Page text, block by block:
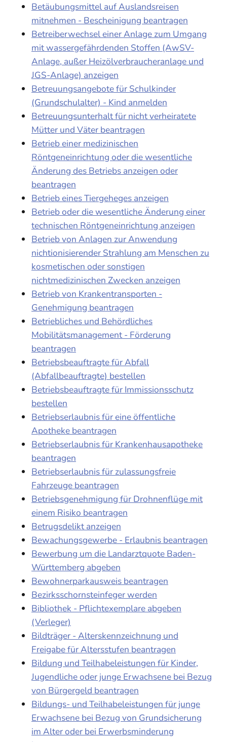
Betäubungsmittel auf Auslandsreisen
mitnehmen - Bescheinigung beantragen
Betreiberwechsel einer Anlage zum Umgang
mit wassergefährdenden Stoffen (AwSV-
Anlage, außer Heizölverbraucheranlage und
JGS-Anlage) anzeigen
Betreuungsangebote für Schulkinder
(Grundschulalter) - Kind anmelden
Betreuungsunterhalt für nicht verheiratete
Mütter und Väter beantragen
Betrieb einer medizinischen
Röntgeneinrichtung oder die wesentliche
Änderung des Betriebs anzeigen oder
beantragen
Betrieb eines Tiergeheges anzeigen
Betrieb oder die wesentliche Änderung einer
technischen Röntgeneinrichtung anzeigen
Betrieb von Anlagen zur Anwendung
nichtionisierender Strahlung am Menschen zu
kosmetischen oder sonstigen
nichtmedizinischen Zwecken anzeigen
Betrieb von Krankentransporten -
Genehmigung beantragen
Betriebliches und Behördliches
Mobilitätsmanagement - Förderung
beantragen
Betriebsbeauftragte für Abfall
(Abfallbeauftragte) bestellen
Betriebsbeauftragte für Immissionsschutz
bestellen
Betriebserlaubnis für eine öffentliche
Apotheke beantragen
Betriebserlaubnis für Krankenhausapotheke
beantragen
Betriebserlaubnis für zulassungsfreie
Fahrzeuge beantragen
Betriebsgenehmigung für Drohnenflüge mit
einem Risiko beantragen
Betrugsdelikt anzeigen
Bewachungsgewerbe - Erlaubnis beantragen
Bewerbung um die Landarztquote Baden-
Württemberg abgeben
Bewohnerparkausweis beantragen
Bezirksschornsteinfeger werden
Bibliothek - Pflichtexemplare abgeben
(Verleger)
Bildträger - Alterskennzeichnung und
Freigabe für Altersstufen beantragen
Bildung und Teilhabeleistungen für Kinder,
Jugendliche oder junge Erwachsene bei Bezug
von Bürgergeld beantragen
Bildungs- und Teilhabeleistungen für junge
Erwachsene bei Bezug von Grundsicherung
im Alter oder bei Erwerbsminderung